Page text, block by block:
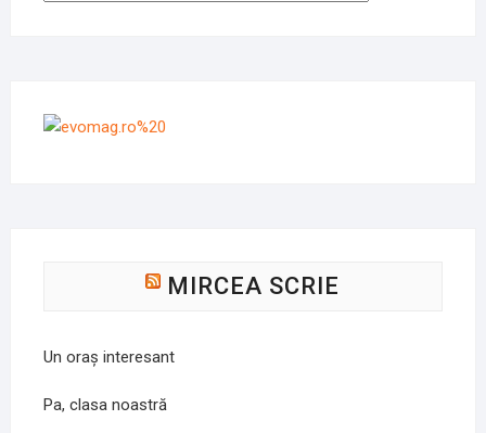
MIRCEA SCRIE
Un oraș interesant
Pa, clasa noastră